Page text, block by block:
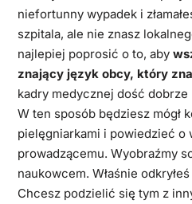
niefortunny wypadek i
szpitala, ale nie znasz
najlepiej poprosić o to, aby
znający język obcy, który
kadry medycznej dość dobrze
W ten sposób będziesz mógł
pielęgniarkami i powiedzieć o
prowadzącemu. Wyobraźmy
naukowcem. Właśnie
Chcesz podzielić się tym z